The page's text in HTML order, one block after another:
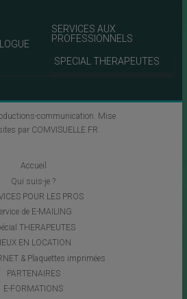
SERVICES AUX
PROFESSIONNELS
SPECIAL THERAPEUTES
communication. Mise
par COMVISUELLE.FR.
Accueil
Qui suis-je ?
POUR LES PROS
de E-MAILING
THERAPEUTES
EN LOCATION
& Plaquettes imprimées
PARTENAIRES
E-FORMATIONS